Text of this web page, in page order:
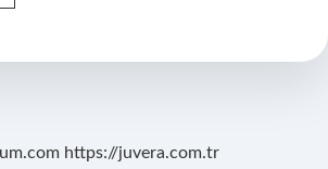
https://juvera.com.tr